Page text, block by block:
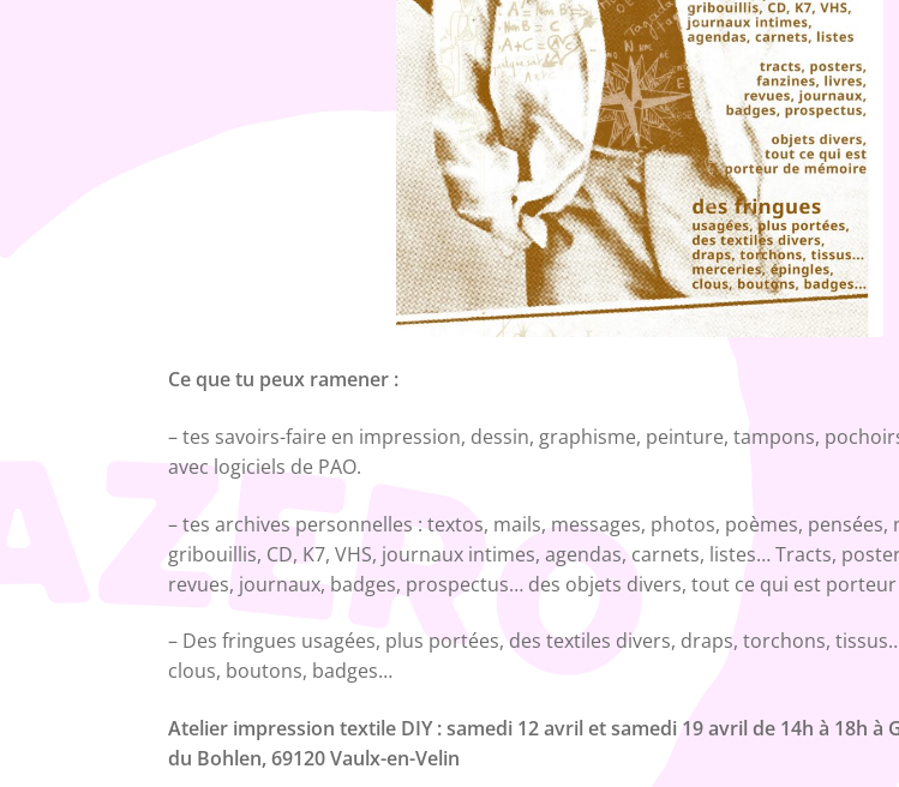
Ce que tu peux ramener :
– tes savoirs-faire en impression, dessin, graphisme, peinture, tampons,
avec logiciels de PAO.
– tes archives personnelles : textos, mails, messages, photos, poèmes, pensées,
gribouillis, CD, K7, VHS, journaux intimes, agendas, carnets, listes… Tracts,
revues, journaux, badges, prospectus… des objets divers, tout ce qui est
– Des fringues usagées, plus portées, des textiles divers, draps, torchons,
clous, boutons, badges…
Atelier impression textile DIY : samedi 12 avril et samedi 19 avril de 14h à 18h à
du Bohlen, 69120 Vaulx-en-Velin